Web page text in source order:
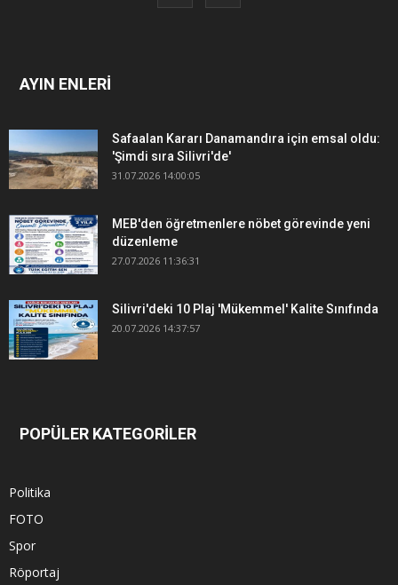
AYIN ENLERİ
Safaalan Kararı Danamandıra için emsal oldu:
'Şimdi sıra Silivri'de'
31.07.2026 14:00:05
MEB'den öğretmenlere nöbet görevinde yeni
düzenleme
27.07.2026 11:36:31
Silivri'deki 10 Plaj 'Mükemmel' Kalite Sınıfında
20.07.2026 14:37:57
POPÜLER KATEGORİLER
Politika
FOTO
Spor
Röportaj